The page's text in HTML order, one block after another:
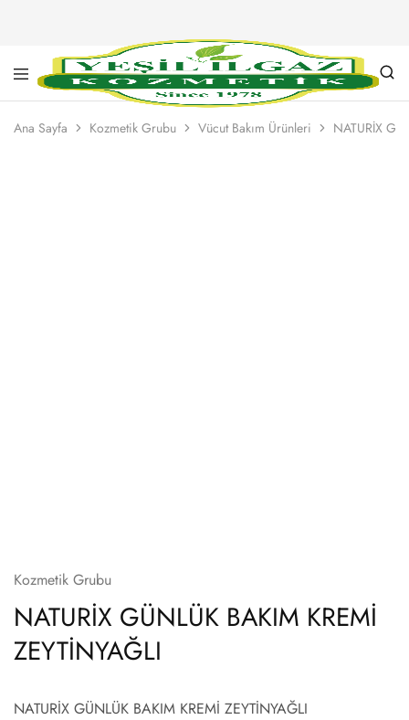
Ilgaz
Kozmetik
Asırlık
Kalite
Ana Sayfa Kozmetik Grubu Vücut Bakım Ürünleri NATURİX
Kozmetik Grubu
NATURİX GÜNLÜK BAKIM KREMİ
ZEYTİNYAĞLI
NATURİX GÜNLÜK BAKIM KREMİ ZEYTİNYAĞLI